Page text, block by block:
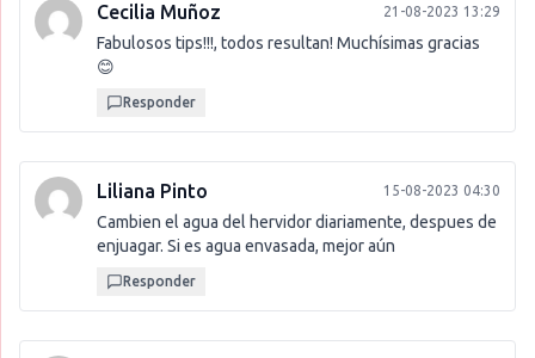
Cecilia Muñoz 21-08-2023 13:29
Fabulosos tips!!!, todos resultan! Muchísimas gracias
😊
Responder
Liliana Pinto 15-08-2023 04:30
Cambien el agua del hervidor diariamente, despues de
enjuagar. Si es agua envasada, mejor aún
Responder